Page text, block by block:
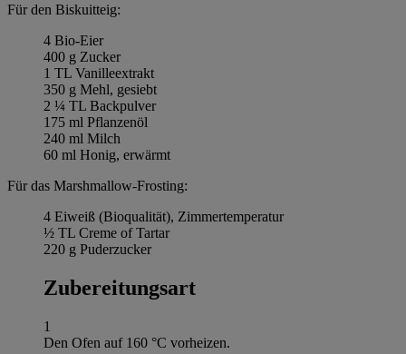
Für den Biskuitteig:
4 Bio-Eier
400 g Zucker
1 TL Vanilleextrakt
350 g Mehl, gesiebt
2 ¼ TL Backpulver
175 ml Pflanzenöl
240 ml Milch
60 ml Honig, erwärmt
Für das Marshmallow-Frosting:
4 Eiweiß (Bioqualität), Zimmertemperatur
½ TL Creme of Tartar
220 g Puderzucker
Zubereitungsart
1
Den Ofen auf 160 °C vorheizen.